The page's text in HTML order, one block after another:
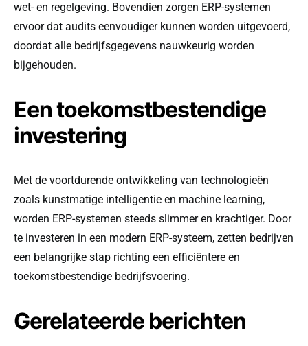
wet- en regelgeving. Bovendien zorgen ERP-systemen
ervoor dat audits eenvoudiger kunnen worden uitgevoerd,
doordat alle bedrijfsgegevens nauwkeurig worden
bijgehouden.
Een toekomstbestendige
investering
Met de voortdurende ontwikkeling van technologieën
zoals kunstmatige intelligentie en machine learning,
worden ERP-systemen steeds slimmer en krachtiger. Door
te investeren in een modern ERP-systeem, zetten bedrijven
een belangrijke stap richting een efficiëntere en
toekomstbestendige bedrijfsvoering.
Gerelateerde berichten